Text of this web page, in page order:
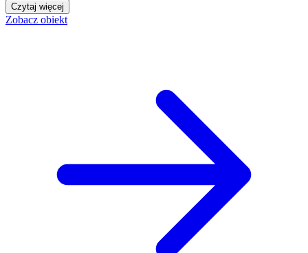
Czytaj więcej
Zobacz obiekt